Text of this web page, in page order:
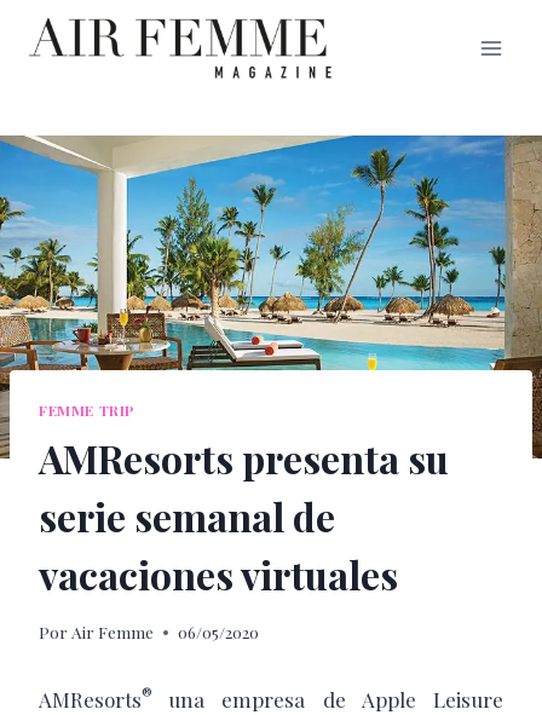
Saltar
FEMME TRIP
AMResorts presenta su
serie semanal de
vacaciones virtuales
Por Air Femme 06/05/2020
AMResorts® una empresa de Apple Leisure